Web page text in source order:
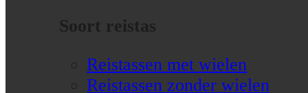
Soort reistas
Reistassen met wielen
Reistassen zonder wielen